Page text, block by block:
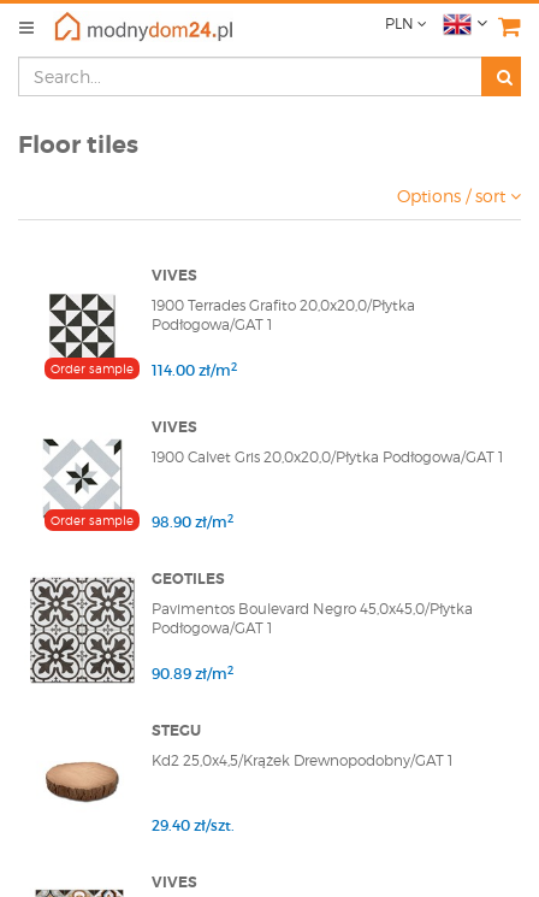
PLN
Floor tiles
Options / sort
Order sample
VIVES
1900 Terrades Grafito 20,0x20,0/Płytka
Podłogowa/GAT 1
114.00 zł/m2
Order sample
VIVES
1900 Calvet Gris 20,0x20,0/Płytka Podłogowa/GAT 1
98.90 zł/m2
GEOTILES
Pavimentos Boulevard Negro 45,0x45,0/Płytka
Podłogowa/GAT 1
90.89 zł/m2
STEGU
Kd2 25,0x4,5/Krążek Drewnopodobny/GAT 1
29.40 zł/szt.
VIVES